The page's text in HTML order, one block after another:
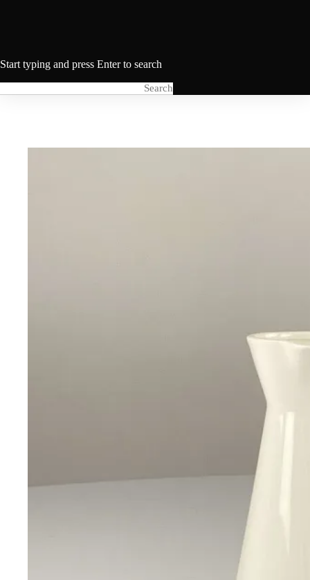
Start typing and press Enter to search